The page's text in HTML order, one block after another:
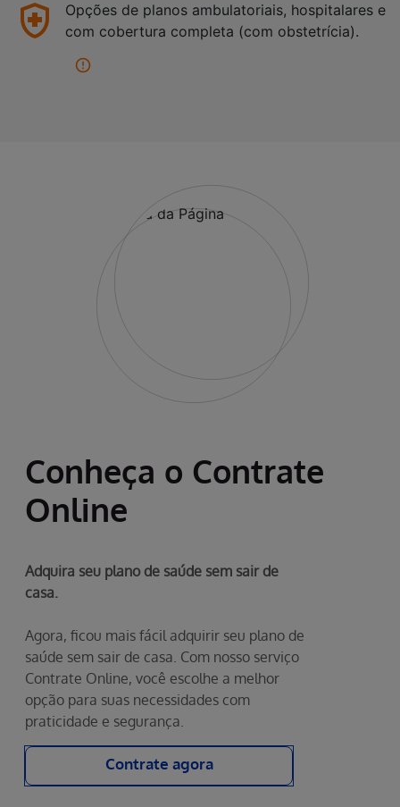
Opções de planos ambulatoriais, hospitalares e
com cobertura completa (com obstetrícia).
Conheça o Contrate
Online
Adquira seu plano de saúde sem sair de
casa.
Agora, ficou mais fácil adquirir seu plano de
saúde sem sair de casa. Com nosso serviço
Contrate Online, você escolhe a melhor
opção para suas necessidades com
praticidade e segurança.
Contrate agora